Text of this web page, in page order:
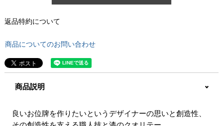
返品特約について
商品についてのお問い合わせ
商品説明
良いお位牌を作りたいというデザイナーの思いと創造性、